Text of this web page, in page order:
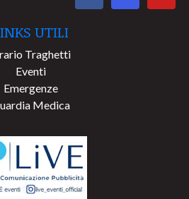
UTILI
Traghetti
Eventi
Emergenze
Medica